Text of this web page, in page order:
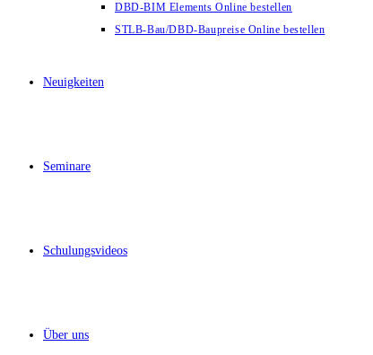
DBD-BIM Elements Online bestellen
STLB-Bau/DBD-Baupreise Online bestellen
Neuigkeiten
Seminare
Schulungsvideos
Über uns